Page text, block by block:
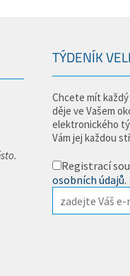
TÝDENÍK
Chcete mít
děje ve Vašem
elektronického
Vám jej každou
Registrací
osobních údajů.